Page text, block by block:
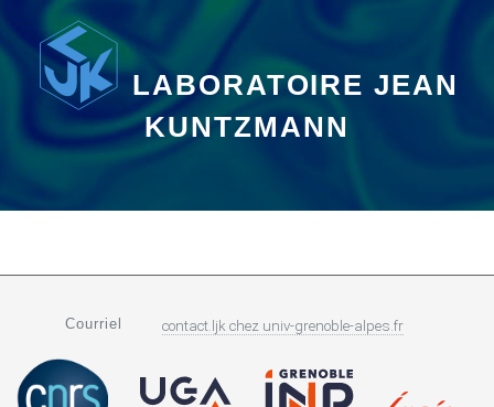
LABORATOIRE JEAN
KUNTZMANN
Courriel contact.ljk chez univ-grenoble-alpes.fr